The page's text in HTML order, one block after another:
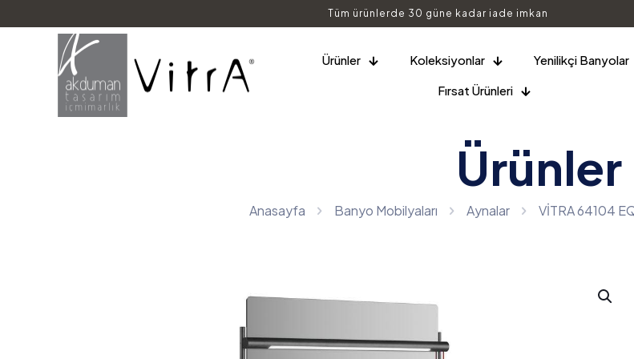
Tüm ürünlerde 30 güne kadar iade imkan
Ürünler Koleksiyonlar
Yenilikçi Banyolar
Fırsat Ürünleri
Ürünler
Anasayfa Banyo Mobilyaları Aynalar VİTRA 64104